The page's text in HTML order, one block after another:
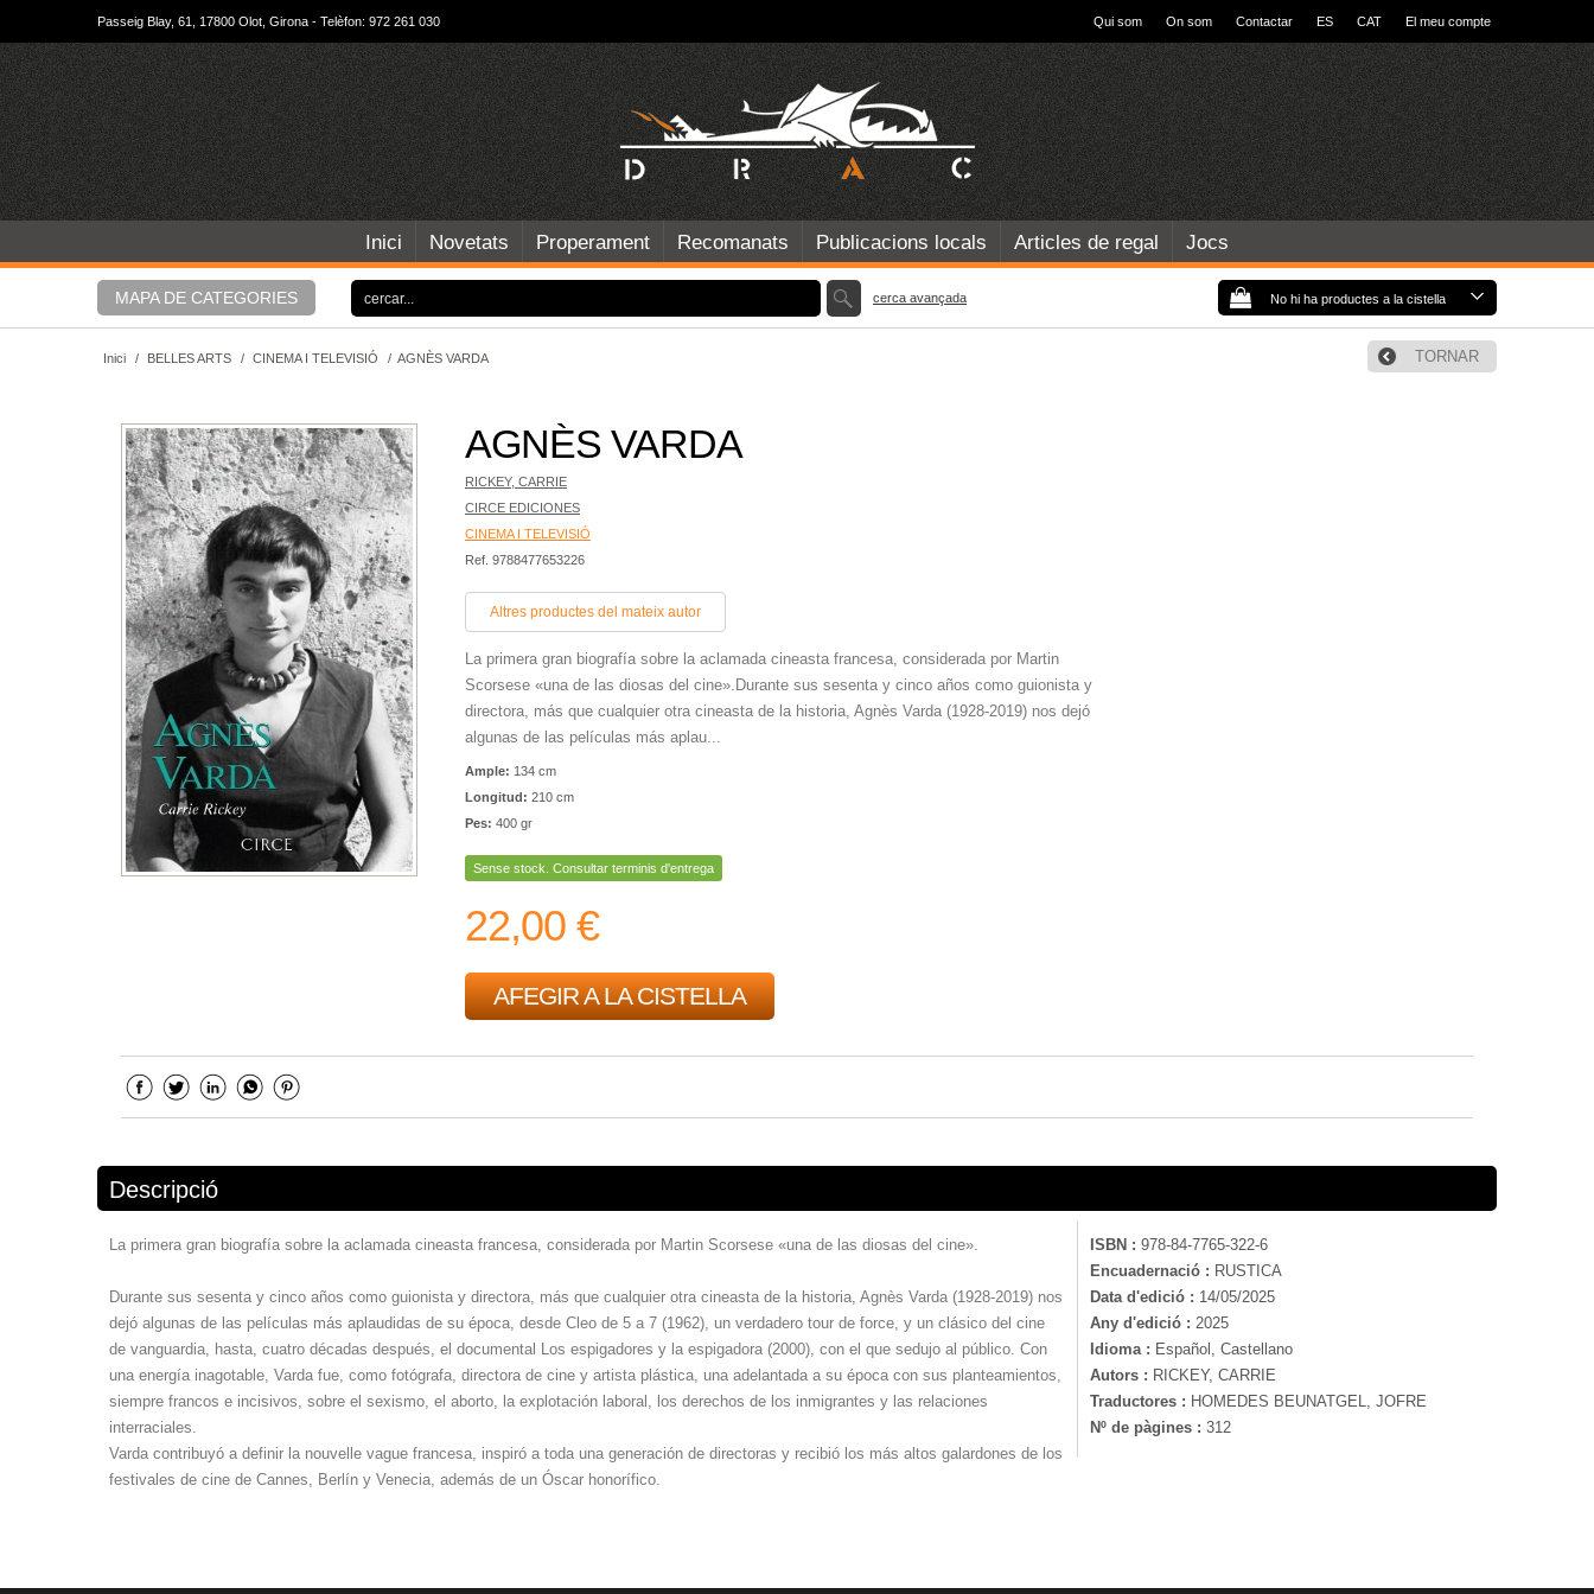
Passeig Blay, 61, 17800 Olot, Girona - Telèfon: 972 261 030 Qui som On som Contactar ES CAT El meu compte
Inici Novetats Properament Recomanats Publicacions locals Articles de regal Jocs
MAPA DE CATEGORIES No hi ha productes a la cistella
cerca avançada
Inici / BELLES ARTS / CINEMA I TELEVISIÓ / AGNÈS VARDA TORNAR
AGNÈS VARDA
RICKEY, CARRIE
CIRCE EDICIONES
CINEMA I TELEVISIÓ
Ref. 9788477653226
Altres productes del mateix autor
La primera gran biografía sobre la aclamada cineasta francesa, considerada por Martin
Scorsese «una de las diosas del cine».Durante sus sesenta y cinco años como guionista y
directora, más que cualquier otra cineasta de la historia, Agnès Varda (1928-2019) nos dejó
algunas de las películas más aplau...
Ample: 134 cm
Longitud: 210 cm
Pes: 400 gr
Sense stock. Consultar terminis d'entrega
22,00 €
AFEGIR A LA CISTELLA
Descripció
ISBN : 978-84-7765-322-6
Encuadernació : RUSTICA
Data d'edició : 14/05/2025
Any d'edició : 2025
Idioma : Español, Castellano
Autors : RICKEY, CARRIE
Traductores : HOMEDES BEUNATGEL, JOFRE
Nº de pàgines : 312
La primera gran biografía sobre la aclamada cineasta francesa, considerada por Martin Scorsese «una de las diosas del cine».
Durante sus sesenta y cinco años como guionista y directora, más que cualquier otra cineasta de la historia, Agnès Varda (1928-2019) nos
dejó algunas de las películas más aplaudidas de su época, desde Cleo de 5 a 7 (1962), un verdadero tour de force, y un clásico del cine
de vanguardia, hasta, cuatro décadas después, el documental Los espigadores y la espigadora (2000), con el que sedujo al público. Con
una energía inagotable, Varda fue, como fotógrafa, directora de cine y artista plástica, una adelantada a su época con sus planteamientos,
siempre francos e incisivos, sobre el sexismo, el aborto, la explotación laboral, los derechos de los inmigrantes y las relaciones
interraciales.
Varda contribuyó a definir la nouvelle vague francesa, inspiró a toda una generación de directoras y recibió los más altos galardones de los
festivales de cine de Cannes, Berlín y Venecia, además de un Óscar honorífico.